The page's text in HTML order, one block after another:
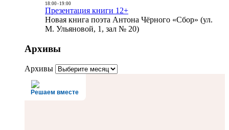
18:00- 19:00
Презентация книги 12+
Новая книга поэта Антона Чёрного «Сбор» (ул.
М. Ульяновой, 1, зал № 20)
Архивы
Архивы
Решаем вместе